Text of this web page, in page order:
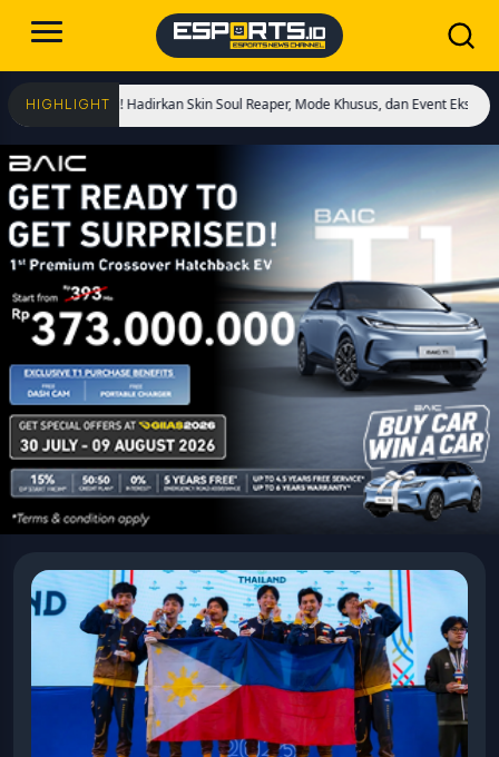
HIGHLIGHT
Hadirkan Skin Soul Reaper, Mode Khusus, dan Event Eksklusif!